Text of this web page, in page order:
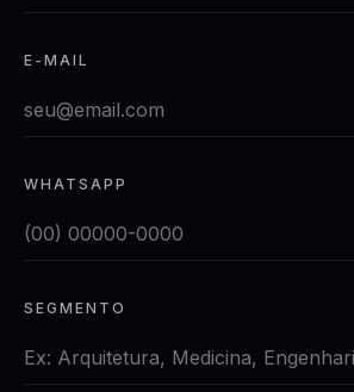
E-MAIL
WHATSAPP
SEGMENTO